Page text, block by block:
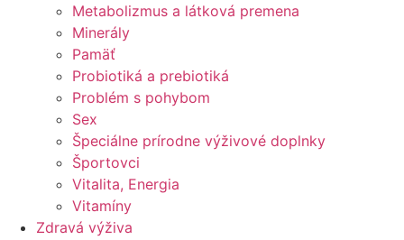
Metabolizmus a látková premena
Minerály
Pamäť
Probiotiká a prebiotiká
Problém s pohybom
Sex
Špeciálne prírodne výživové doplnky
Športovci
Vitalita, Energia
Vitamíny
Zdravá výživa